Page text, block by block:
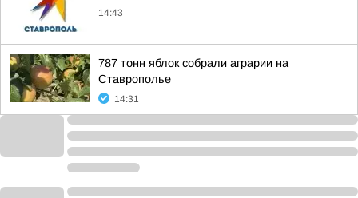
14:43
787 тонн яблок собрали аграрии на
Ставрополье
14:31